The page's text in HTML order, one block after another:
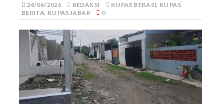
24/06/2026 REDAKSI KUPAS BEKASI, KUPAS
BERITA, KUPAS JABAR 0